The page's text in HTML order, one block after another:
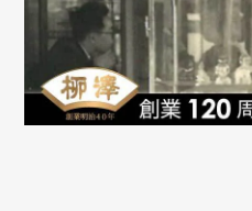
屓を賜りますよう
柳澤商会ジュエリー